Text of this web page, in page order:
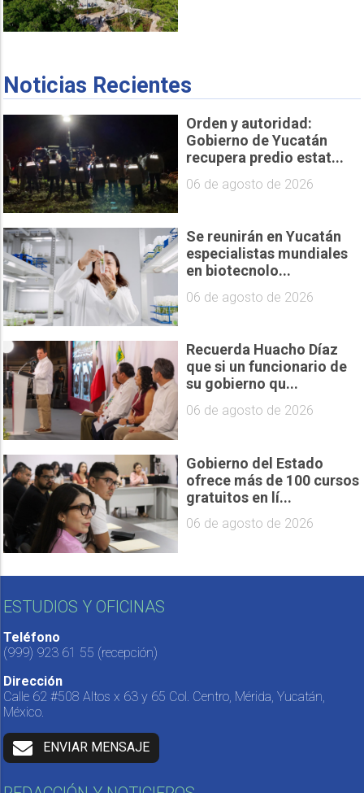
Noticias Recientes
Orden y autoridad:
Gobierno de Yucatán
recupera predio estat...
06 de agosto de 2026
Se reunirán en Yucatán
especialistas mundiales
en biotecnolo...
06 de agosto de 2026
Recuerda Huacho Díaz
que si un funcionario de
su gobierno qu...
06 de agosto de 2026
Gobierno del Estado
ofrece más de 100 cursos
gratuitos en lí...
06 de agosto de 2026
ESTUDIOS Y OFICINAS
Teléfono
(999) 923 61 55 (recepción)
Dirección
Calle 62 #508 Altos x 63 y 65 Col. Centro, Mérida, Yucatán,
México.
ENVIAR MENSAJE